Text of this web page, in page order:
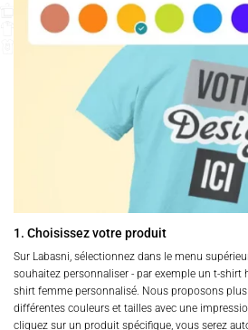
1. Choisissez votre produit
Sur Labasni, sélectionnez dans le menu
souhaitez personnaliser - par exemple un t-
shirt femme personnalisé. Nous proposons
différentes couleurs et tailles avec une
cliquez sur un produit spécifique, vous serez